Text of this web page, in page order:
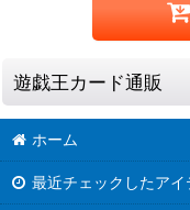
遊戯王カード通販
REVOLUTION
ホーム
最近チェックしたアイ